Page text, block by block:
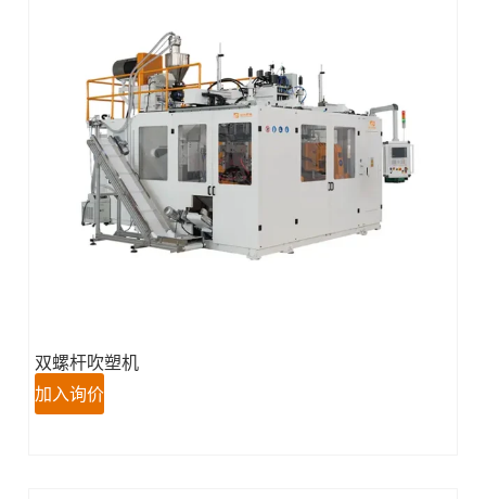
双螺杆吹塑机
加入询价